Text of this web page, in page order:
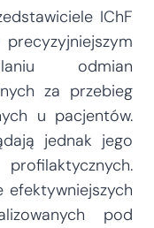
IChF
odmian
za przebieg
u pacjentów.
jednak jego
efektywniejszych
pod